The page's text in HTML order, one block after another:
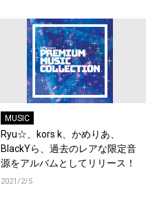
MUSIC
Ryu☆、kors k、かめりあ、
BlackYら、過去のレアな限定音
源をアルバムとしてリリース！
2021/2/5